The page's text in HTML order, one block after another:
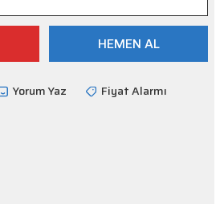
HEMEN AL
Yorum Yaz Fiyat Alarmı